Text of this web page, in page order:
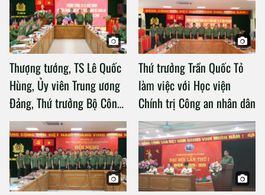
Thượng tướng, TS Lê Quốc
Hùng, Ủy viên Trung ương
Đảng, Thứ trưởng Bộ Công
an làm việc với Học viện
Chính trị Công an nhân dân
Thứ trưởng Trần Quốc Tỏ
làm việc với Học viện
Chính trị Công an nhân dân